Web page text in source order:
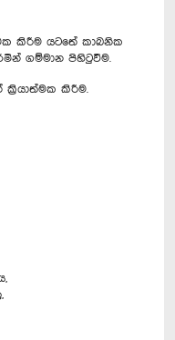
කිරීම ය‍ටතේ කාබනික
ගම්මාන පිහිටුවීම.
කිරීම.